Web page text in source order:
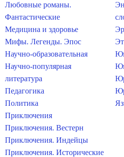
Любовные романы.
Фантастические
Медицина и здоровье
Мифы. Легенды. Эпос
Научно-образовательная
Научно-популярная
литература
Педагогика
Политика
Приключения
Приключения. Вестерн
Приключения. Индейцы
Приключения. Исторические